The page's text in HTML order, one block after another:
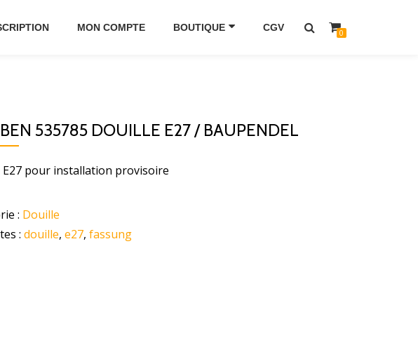
MON COMPTE BOUTIQUE CGV 0
535785 DOUILLE E27 / BAUPENDEL
E27 pour installation provisoire
: Douille
: douille, e27, fassung